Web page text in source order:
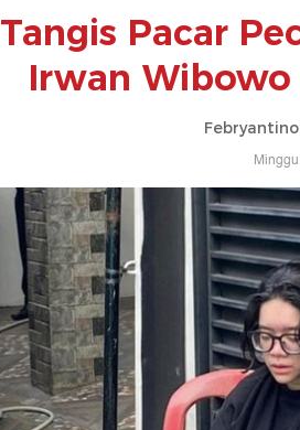
Tangis Pacar
Irwan Wibowo